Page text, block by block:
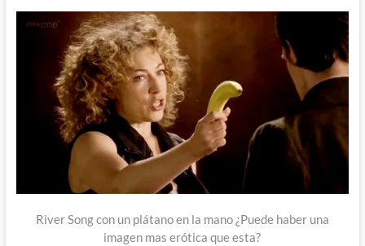
River Song con un plátano en la mano ¿Puede haber una
imagen mas erótica que esta?